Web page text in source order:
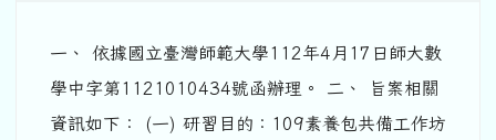
一、 依據國立臺灣師範大學112年4月17日師大數
學中字第1121010434號函辦理。 二、 旨案相關
資訊如下： (一) 研習目的：109素養包共備工作坊